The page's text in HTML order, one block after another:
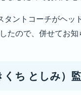
タントコーチがヘッ
たので、併せてお知
くち としみ）